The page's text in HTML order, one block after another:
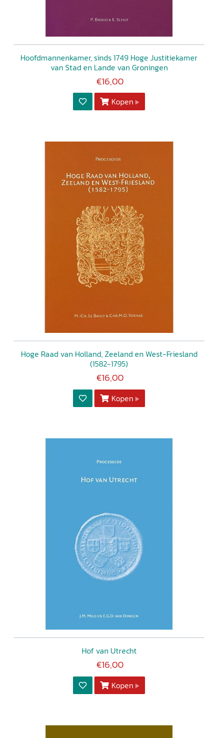
Hoofdmannenkamer, sinds 1749 Hoge Justitiekamer
van Stad en Lande van Groningen
€16,00
Kopen
Hoge Raad van Holland, Zeeland en West-Friesland
(1582-1795)
€16,00
Kopen
Hof van Utrecht
€16,00
Kopen